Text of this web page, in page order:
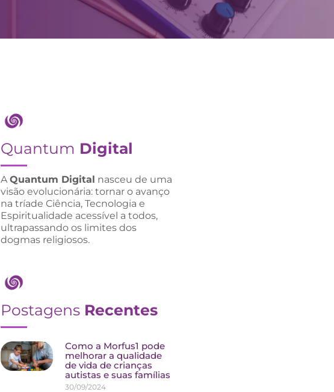
Quantum Digital
A Quantum Digital nasceu de uma
visão evolucionária: tornar o avanço
na tríade Ciência, Tecnologia e
Espiritualidade acessível a todos,
ultrapassando os limites dos
dogmas religiosos.
Postagens Recentes
Como a Morfus1 pode
melhorar a qualidade
de vida de crianças
autistas e suas famílias
30/09/2024